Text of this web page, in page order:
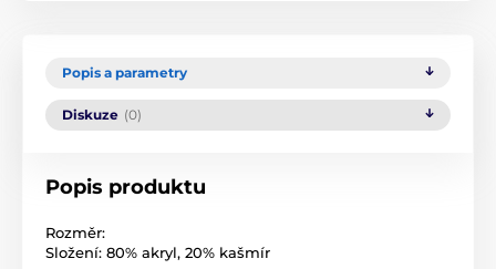
Popis a parametry
Diskuze (0)
Popis produktu
Rozměr:
Složení: 80% akryl, 20% kašmír